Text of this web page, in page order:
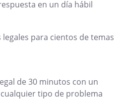
en un día hábil
legales para cientos de temas
de 30 minutos con un
tipo de problema